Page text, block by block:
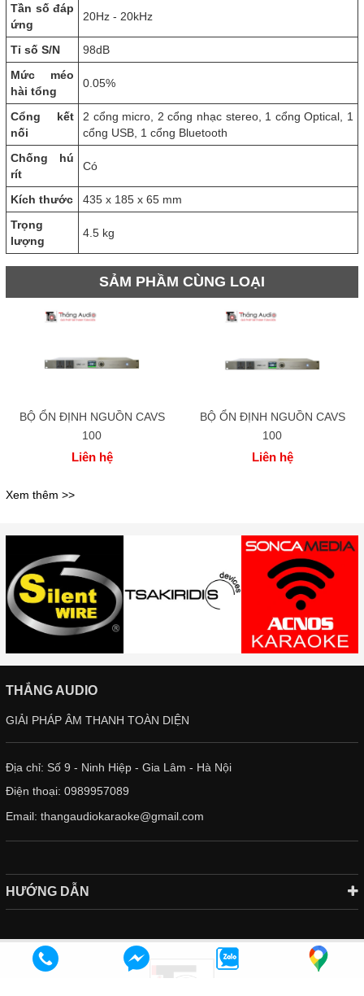
Tần số đáp
ứng
20Hz - 20kHz
Tỉ số S/N
98dB
Mức méo
hài tổng
0.05%
Cổng kết
nối
2 cổng micro, 2 cổng nhạc stereo, 1 cổng Optical, 1
cổng USB, 1 cổng Bluetooth
Chống hú
rít
Có
Kích thước
435 x 185 x 65 mm
Trọng
lượng
4.5 kg
SẢM PHẦM CÙNG LOẠI
BỘ ỔN ĐỊNH NGUỒN CAVS
100
Liên hệ
BỘ ỔN ĐỊNH NGUỒN CAVS
100
Liên hệ
Xem thêm >>
THẮNG AUDIO
GIẢI PHÁP ÂM THANH TOÀN DIỆN
Địa chỉ: Số 9 - Ninh Hiệp - Gia Lâm - Hà Nội
Điện thoại: 0989957089
Email: thangaudiokaraoke@gmail.com
HƯỚNG DẪN